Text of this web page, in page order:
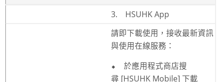
3.
HSUHK App
請即下載使用，接收最新資訊
與使用在線服務：
⬥
於應用程式商店搜
尋 [HSUHK Mobile] 下載